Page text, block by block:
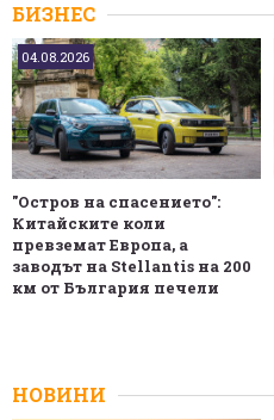
БИЗНЕС
04.08.2026
"Остров на спасението":
Китайските коли
превземат Европа, а
заводът на Stellantis на 200
км от България печели
НОВИНИ